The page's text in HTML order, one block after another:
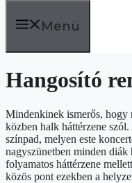
Menü
Hangosító
Mindenkinek ismerős, hogy
közben halk háttérzene
színpad, melyen este
nagyszünetben minden diák
folyamatos háttérzene
közös pont ezekben a